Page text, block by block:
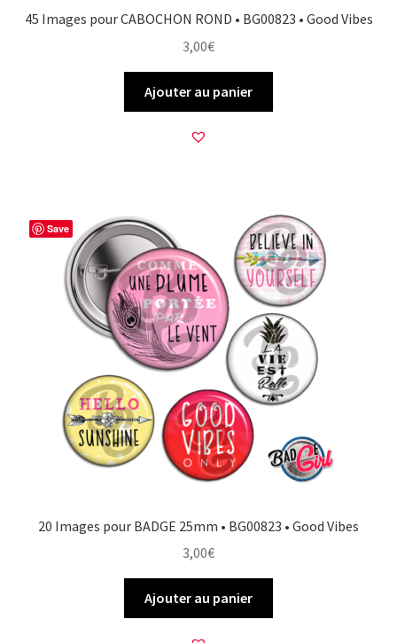
45 Images pour CABOCHON ROND • BG00823 • Good Vibes
3,00€
Ajouter au panier
Save
20 Images pour BADGE 25mm • BG00823 • Good Vibes
3,00€
Ajouter au panier